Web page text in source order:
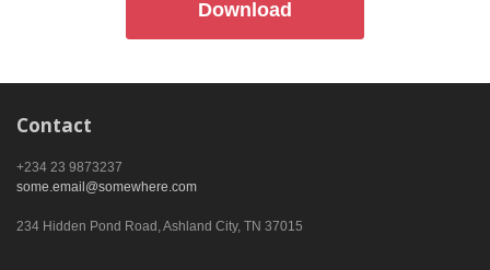
Download
Contact
+234 23 9873237
some.email@somewhere.com
234 Hidden Pond Road, Ashland City, TN 37015